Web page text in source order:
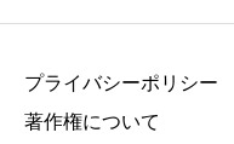
プライバシーポリシー
著作権について